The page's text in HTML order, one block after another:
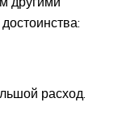
расход.